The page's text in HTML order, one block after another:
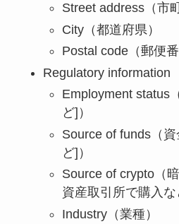
Street address（市
City（都道府県）
Postal code（郵便番
Regulatory information
Employment status
ど]）
Source of funds（
ど]）
Source of crypto（
資産取引所で購入な
Industry（業種）